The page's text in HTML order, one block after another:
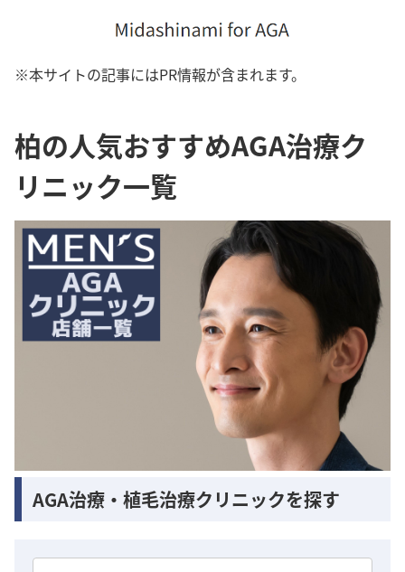
※本サイトの記事にはPR情報が含まれます。
柏の人気おすすめAGA治療ク
リニック一覧
AGA治療・植毛治療クリニックを探す